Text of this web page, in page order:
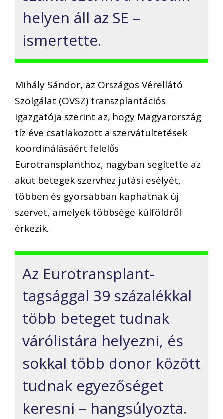
helyen áll az SE –
ismertette.
Mihály Sándor, az Országos Vérellátó
Szolgálat (OVSZ) transzplantációs
igazgatója szerint az, hogy Magyarország
tíz éve csatlakozott a szervátültetések
koordinálásáért felelős
Eurotransplanthoz, nagyban segítette az
akut betegek szervhez jutási esélyét,
többen és gyorsabban kaphatnak új
szervet, amelyek többsége külföldről
érkezik.
Az Eurotransplant-
tagsággal 39 százalékkal
több beteget tudnak
várólistára helyezni, és
sokkal több donor között
tudnak egyezőséget
keresni – hangsúlyozta.